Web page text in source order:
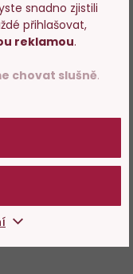
snadno zjistili
přihlašovat,
reklamou.
chovat slušně.
Prosím